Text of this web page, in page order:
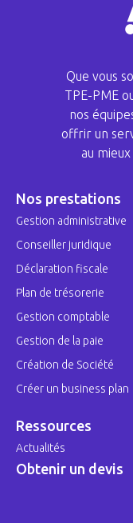
Que vous
TPE-PME
nos
offrir un
au
Nos prestations
Gestion administrative
Conseiller juridique
Déclaration fiscale
Plan de trésorerie
Gestion comptable
Gestion de la paie
Création de Société
Créer un business plan
Ressources
Actualités
Obtenir un devis